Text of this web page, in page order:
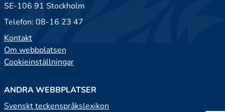
SE-106 91 Stockholm
Telefon: 08-16 23 47
Kontakt
Om webbplatsen
Cookieinställningar
ANDRA WEBBPLATSER
Svenskt teckenspråkslexikon